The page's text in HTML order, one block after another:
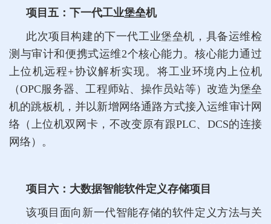
项目五：下一代工业堡垒机
此次项目构建的下一代工业堡垒机，具备运维检
测与审计和便携式运维2个核心能力。核心能力通过
上位机远程+协议解析实现。将工业环境内上位机
（OPC服务器、工程师站、操作员站等）改造为堡垒
机的跳板机，并以新增网络通路方式接入运维审计网
络（上位机双网卡，不改变原有跟PLC、DCS的连接
网络）。
项目六：大数据智能软件定义存储项目
该项目面向新一代智能存储的软件定义方法与关